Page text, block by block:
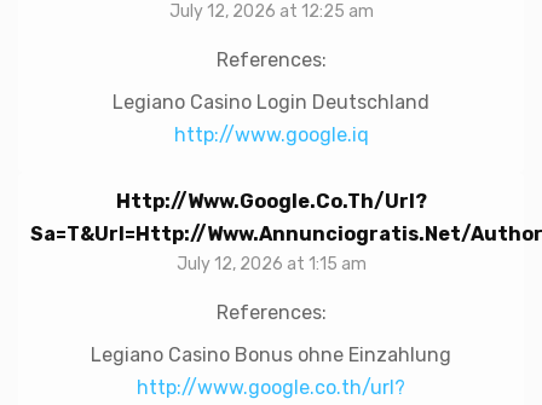
July 12, 2026 at 12:25 am
References:
Legiano Casino Login Deutschland
http://www.google.iq
Http://www.google.co.th/url?
Sa=t&url=http://www.annunciogratis.net/
July 12, 2026 at 1:15 am
References:
Legiano Casino Bonus ohne Einzahlung
http://www.google.co.th/url?